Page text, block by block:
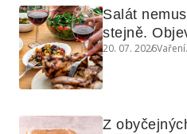
Salát
stejně.
využijete i
20. 07. 2026
Z